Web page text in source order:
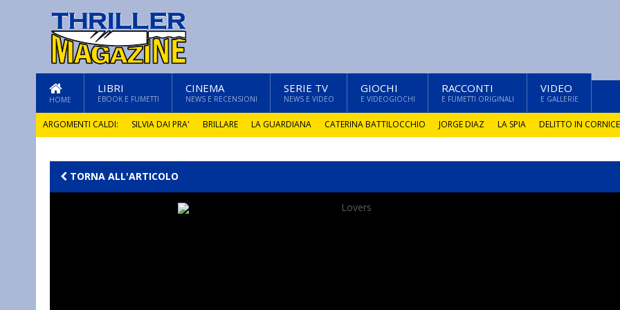
HOME
LIBRI
EBOOK E FUMETTI
CINEMA
NEWS E RECENSIONI
SERIE TV
NEWS E VIDEO
GIOCHI
E VIDEOGIOCHI
RACCONTI
E FUMETTI ORIGINALI
VIDEO
E GALLERIE
ARGOMENTI CALDI: SILVIA DAI PRA' BRILLARE LA GUARDIANA CATERINA BATTILOCCHIO JORGE DIAZ LA SPIA DELITTO IN CORNICE
TORNA ALL'ARTICOLO